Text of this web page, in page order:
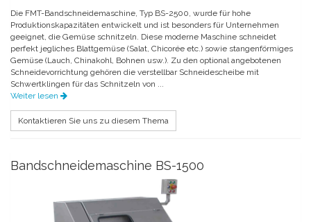
Die FMT-Bandschneidemaschine, Typ BS-2500, wurde für hohe
Produktionskapazitäten entwickelt und ist besonders für Unternehmen
geeignet, die Gemüse schnitzeln. Diese moderne Maschine schneidet
perfekt jegliches Blattgemüse (Salat, Chicorée etc.) sowie stangenförmiges
Gemüse (Lauch, Chinakohl, Bohnen usw.). Zu den optional angebotenen
Schneidevorrichtung gehören die verstellbar Schneidescheibe mit
Schwertklingen für das Schnitzeln von ...
Weiter lesen
Kontaktieren Sie uns zu diesem Thema
Bandschneidemaschine BS-1500